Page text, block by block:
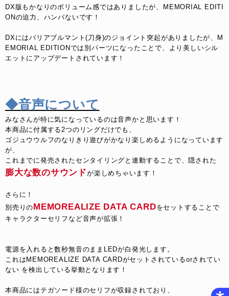
DX版もかなりのボリューム感ではありましたが、MEMORIAL EDITI
ONの迫力、ハンパないです！
DXにはバリアブルマント(刀身)のジョイント突起がありましたが、M
EMORIAL EDITIONでは別パーツになったことで、より美しいシル
エットにアップデートされています！
◆音声について
みなさんが特に気になっているのは音声かと思います！
本商品に付属する2つのリングだけでも、
ゴジュウウルフのなりきり遊びがかなり楽しめるようになっています
が、
これまでに発売されたセンタイリングと連動することで、隠された
膨大な数のサウンドが楽しめちゃいます！
さらに！
別売りのMEMOREALIZE DATA CARDをセットすることで
キャラクターセリフなど音声が拡張！
電源を入れると数秒無音のままLEDが白発光します。
これはMEMOREALIZE DATA CARDがセットされているorされてい
ない を検出している挙動となります！
本商品にはテガソード様のセリフが収録されており、